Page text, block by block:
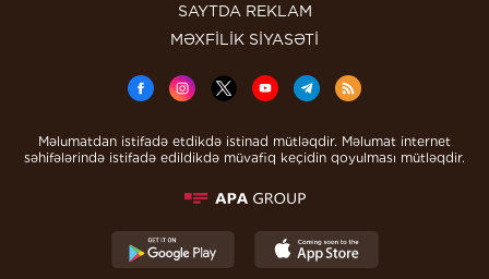
SAYTDA REKLAM
MƏXFİLİK SİYASƏTİ
Məlumatdan istifadə etdikdə istinad mütləqdir. Məlumat internet
səhifələrində istifadə edildikdə müvafiq keçidin qoyulması mütləqdir.